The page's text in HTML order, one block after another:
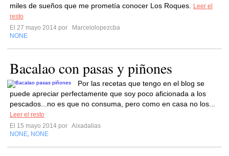
miles de sueños que me prometía conocer Los Roques.
Leer el
resto
El 27 mayo 2014 por
Marcelolopezcba
NONE
Bacalao con pasas y piñones
Por las recetas que tengo en el blog se
puede apreciar perfectamente que soy poco aficionada a los
pescados...no es que no consuma, pero como en casa no los...
Leer el resto
El 15 mayo 2014 por Aixadalias
NONE NONE